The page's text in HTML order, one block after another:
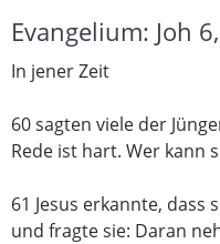
Evangelium: Joh
In jener Zeit
60 sagten viele der
Rede ist hart. Wer kann
61 Jesus erkannte,
und fragte sie: Daran